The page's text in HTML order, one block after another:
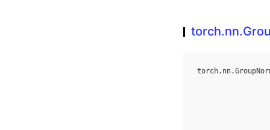
torch. nn.